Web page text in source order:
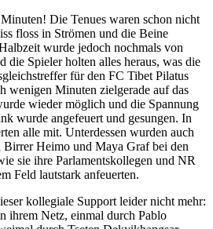
Die Tenues waren schon nicht
floss in Strömen und die Beine
wurde jedoch nochmals von
die Spieler holten alles heraus, was die
für den FC Tibet Pilatus
wenigen Minuten zielgerade auf das
wieder möglich und die Spannung
wurde angefeuert und gesungen. In
alle mit. Unterdessen wurden auch
Birrer Heimo und Maya Graf bei den
sie ihre Parlamentskollegen und NR
Feld lautstark anfeuerten.
kollegiale Support leider nicht mehr:
ihrem Netz, einmal durch Pablo